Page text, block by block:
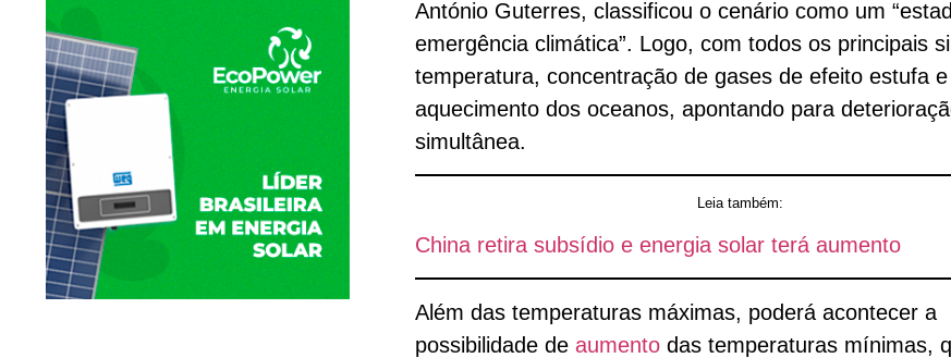
António Guterres, classificou o cenário como um
emergência climática”. Logo, com todos os principais
temperatura, concentração de gases de efeito estufa e
aquecimento dos oceanos, apontando para
simultânea.
Leia também:
China retira subsídio e energia solar terá aumento
Além das temperaturas máximas, poderá acontecer a
possibilidade deaumento das temperaturas mínimas,